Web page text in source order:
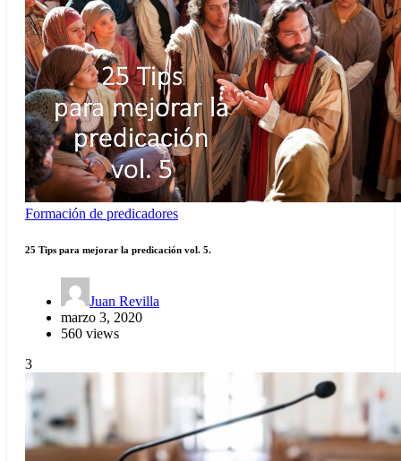
Formación de predicadores
25 Tips para mejorar la predicación vol. 5.
Juan Revilla
marzo 3, 2020
560 views
3